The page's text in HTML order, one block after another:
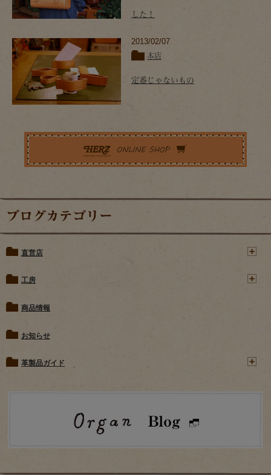
した！
2013/02/07
本店
定番じゃないもの
ブログカテゴリー
直営店
工房
商品情報
お知らせ
革製品ガイド